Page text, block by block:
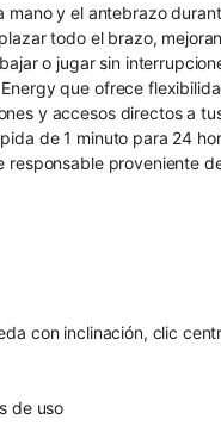
mano y el antebrazo
todo el brazo,
o jugar sin
que ofrece
y accesos directos a
de 1 minuto para 24
proveniente
con inclinación, clic
de uso